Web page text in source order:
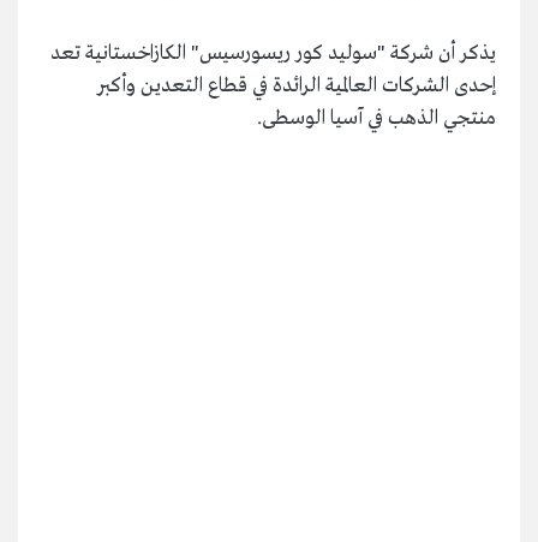
يذكر أن شركة "سوليد كور ريسورسيس" الكازاخستانية تعد
إحدى الشركات العالمية الرائدة في قطاع التعدين وأكبر
منتجي الذهب في آسيا الوسطى.